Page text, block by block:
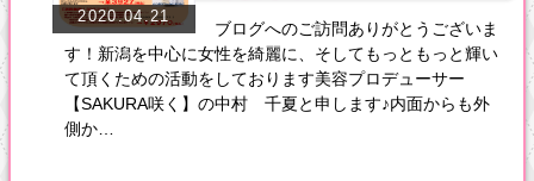
2020.04.21
ブログへのご訪問ありがとうございま
す！新潟を中心に女性を綺麗に、そしてもっともっと輝い
て頂くための活動をしております美容プロデューサー
【SAKURA咲く】の中村 千夏と申します♪内面からも外
側か…